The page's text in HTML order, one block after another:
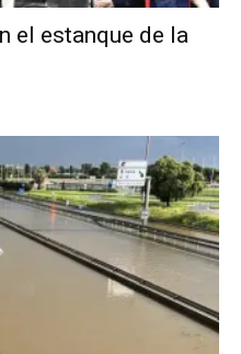
el estanque de la